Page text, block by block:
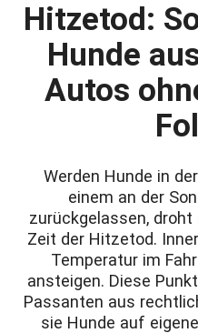
Hitzetod:
Hunde
Autos
Werden Hunde in
einem an der
zurückgelassen,
Zeit der Hitzetod.
Temperatur im
ansteigen. Diese
Passanten aus
sie Hunde auf